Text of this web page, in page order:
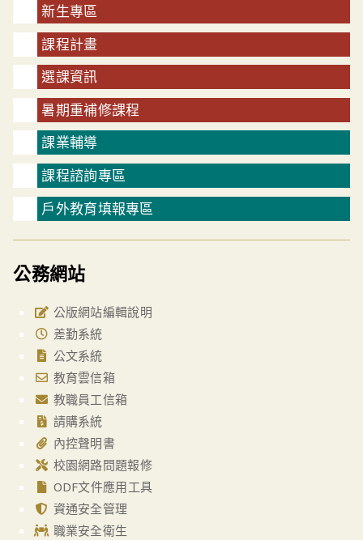
新生專區
課程計畫
選課資訊
暑期重補修課程
課業輔導
課程諮詢專區
戶外教育填報專區
公務網站
公版網站編輯說明
差勤系統
公文系統
教育雲信箱
教職員工信箱
請購系統
內控聲明書
校園網路問題報修
ODF文件應用工具
資通安全管理
職業安全衛生